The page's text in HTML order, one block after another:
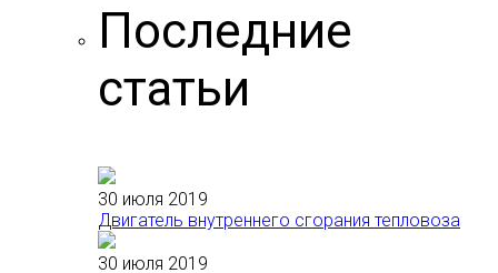
Последние
статьи
30 июля 2019
Двигатель внутреннего сгорания тепловоза
30 июля 2019